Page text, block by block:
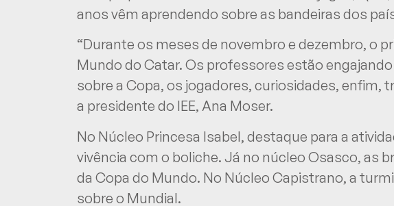
anos vêm aprendendo sobre as bandeiras dos
“Durante os meses de novembro e dezembro, o
Mundo do Catar. Os professores estão
sobre a Copa, os jogadores, curiosidades, enfim,
a presidente do IEE, Ana Moser.
No Núcleo Princesa Isabel, destaque para a
vivência com o boliche. Já no núcleo Osasco, as
da Copa do Mundo. No Núcleo Capistrano, a
sobre o Mundial.